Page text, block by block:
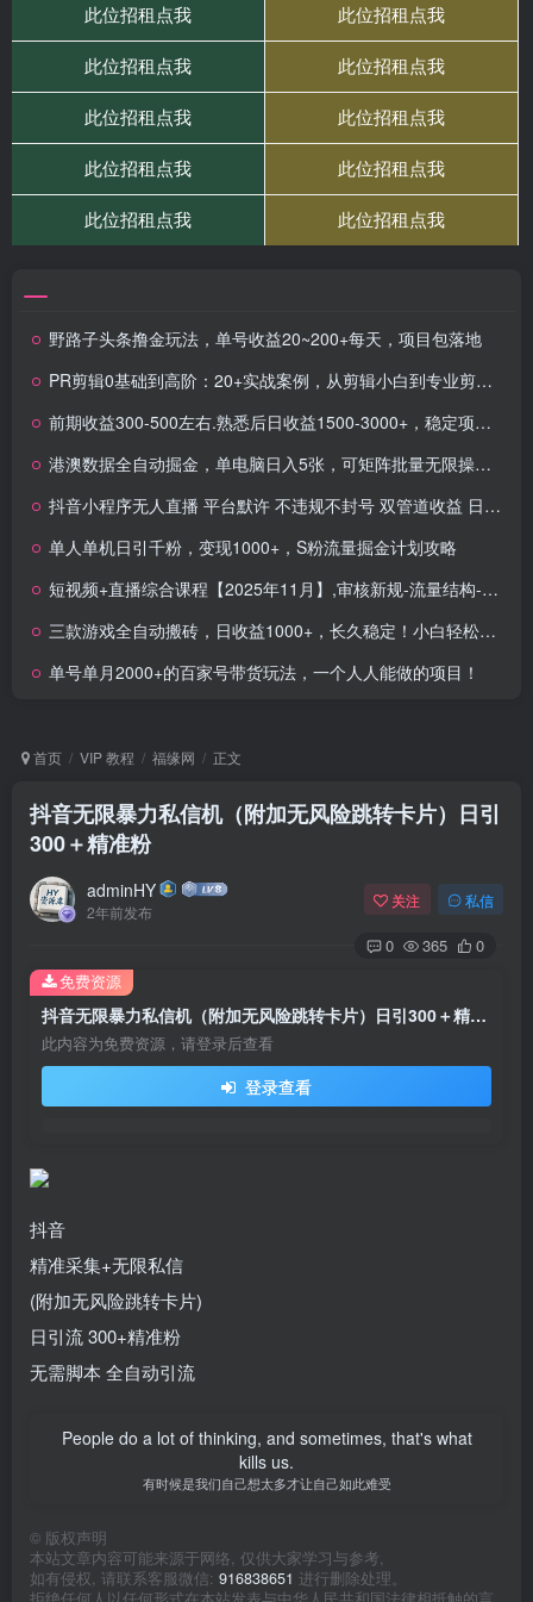
野路子头条撸金玩法，单号收益20~200+每天，项目包落地
PR剪辑0基础到高阶：20+实战案例，从剪辑小白到专业剪辑师的蜕变(63节课)
前期收益300-500左右.熟悉后日收益1500-3000+，稳定项目，全年可做
港澳数据全自动掘金，单电脑日入5张，可矩阵批量无限操作【仅揭秘】
抖音小程序无人直播 平台默许 不违规不封号 双管道收益 日入多张 小白也能轻松操作【仅揭秘】
单人单机日引千粉，变现1000+，S粉流量掘金计划攻略
短视频+直播综合课程【2025年11月】,审核新规-流量结构-搜索联动-核心算法-推流细节
三款游戏全自动搬砖，日收益1000+，长久稳定！小白轻松上手！
单号单月2000+的百家号带货玩法，一个人人能做的项目！
首页 VIP 教程 福缘网 正文
抖音无限暴力私信机（附加无风险跳转卡片）日引
300＋精准粉
adminHY
2年前发布
关注 私信
0 365 0
抖音无限暴力私信机（附加无风险跳转卡片）日引300＋精准粉
此内容为免费资源，请登录后查看
登录查看
免费资源
抖音
精准采集+无限私信
(附加无风险跳转卡片)
日引流 300+精准粉
无需脚本 全自动引流
People do a lot of thinking, and sometimes, that's what
kills us.
有时候是我们自己想太多才让自己如此难受
© 版权声明
本站文章内容可能来源于网络, 仅供大家学习与参考,
如有侵权, 请联系客服微信: 916838651 进行删除处理。